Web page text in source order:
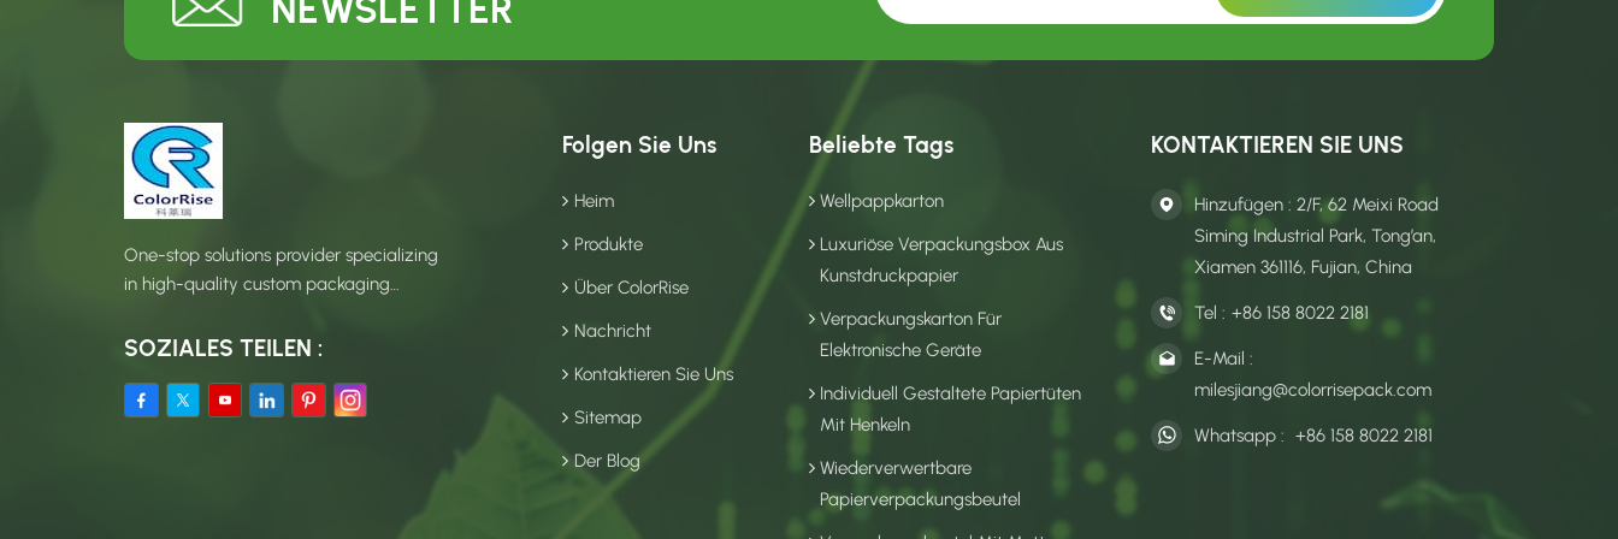
NEWSLETTER
One-stop solutions provider specializing
in high-quality custom packaging
SOZIALES TEILEN :
Folgen Sie Uns
Heim
Produkte
Über ColorRise
Nachricht
Kontaktieren Sie Uns
Sitemap
Der Blog
Beliebte Tags
Wellpappkarton
Luxuriöse Verpackungsbox Aus
Kunstdruckpapier
Verpackungskarton Für
Elektronische Geräte
Individuell Gestaltete Papiertüten
Mit Henkeln
Wiederverwertbare
Papierverpackungsbeutel
KONTAKTIEREN SIE UNS
Hinzufügen : 2/F, 62 Meixi Road
Siming Industrial Park, Tong’an,
Xiamen 361116, Fujian, China
Tel : +86 158 8022 2181
E-Mail :
milesjiang@colorrisepack.com
Whatsapp : +86 158 8022 2181